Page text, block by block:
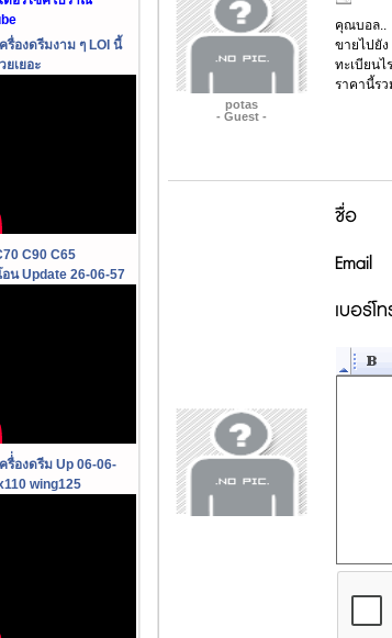
รื่องดรีมงาม ๆ LOI นี้
ยเยอะ
C90 C65
น Update 26-06-57
รื่่องดรีม Up 06-06-
wing125
potas
- Guest -
คุณบอล..
ขายไปยัง
ทะเบียนไ
ราคานี้ร
ชื่อ
Email
เบอร์โ